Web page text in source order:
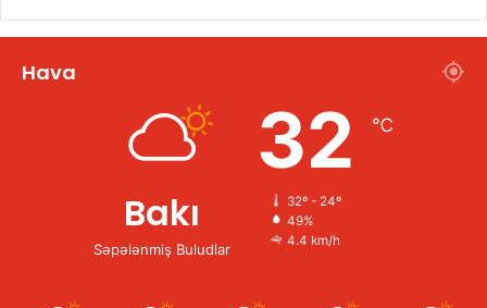
Hava
Bakı
Səpələnmiş Buludlar
32 ℃
32º - 24º
49%
4.4 km/h